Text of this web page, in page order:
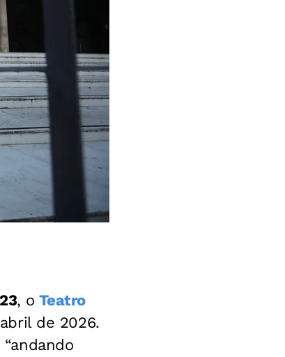
, o Teatro
de 2026.